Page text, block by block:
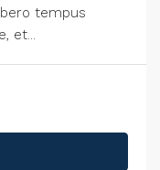
tempus
et...